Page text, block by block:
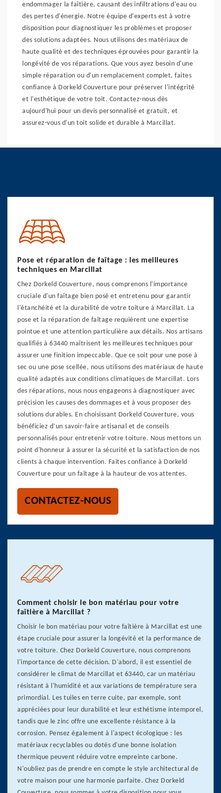
endommager la faîtière, causant des infiltrations d'eau ou
des pertes d'énergie. Notre équipe d'experts est à votre
disposition pour diagnostiquer les problèmes et proposer
des solutions adaptées. Nous utilisons des matériaux de
haute qualité et des techniques éprouvées pour garantir la
longévité de vos réparations. Que vous ayez besoin d'une
simple réparation ou d'un remplacement complet, faites
confiance à Dorkeld Couverture pour préserver l'intégrité
et l'esthétique de votre toit. Contactez-nous dès
aujourd'hui pour un devis personnalisé et gratuit, et
assurez-vous d'un toit solide et durable à Marcillat.
Pose et réparation de faîtage : les meilleures
techniques en Marcillat
Chez Dorkeld Couverture, nous comprenons l'importance
cruciale d'un faîtage bien posé et entretenu pour garantir
l'étanchéité et la durabilité de votre toiture à Marcillat. La
pose et la réparation de faîtage requièrent une expertise
pointue et une attention particulière aux détails. Nos artisans
qualifiés à 63440 maîtrisent les meilleures techniques pour
assurer une finition impeccable. Que ce soit pour une pose à
sec ou une pose scellée, nous utilisons des matériaux de haute
qualité adaptés aux conditions climatiques de Marcillat. Lors
des réparations, nous nous engageons à diagnostiquer avec
précision les causes des dommages et à vous proposer des
solutions durables. En choisissant Dorkeld Couverture, vous
bénéficiez d’un savoir-faire artisanal et de conseils
personnalisés pour entretenir votre toiture. Nous mettons un
point d'honneur à assurer la sécurité et la satisfaction de nos
clients à chaque intervention. Faites confiance à Dorkeld
Couverture pour un faîtage à la hauteur de vos attentes.
CONTACTEZ-NOUS
Comment choisir le bon matériau pour votre
faîtière à Marcillat ?
Choisir le bon matériau pour votre faîtière à Marcillat est une
étape cruciale pour assurer la longévité et la performance de
votre toiture. Chez Dorkeld Couverture, nous comprenons
l'importance de cette décision. D'abord, il est essentiel de
considérer le climat de Marcillat et 63440, car un matériau
résistant à l'humidité et aux variations de température sera
primordial. Les tuiles en terre cuite, par exemple, sont
appréciées pour leur durabilité et leur esthétisme intemporel,
tandis que le zinc offre une excellente résistance à la
corrosion. Pensez également à l'aspect écologique : les
matériaux recyclables ou dotés d'une bonne isolation
thermique peuvent réduire votre empreinte carbone.
N'oubliez pas de prendre en compte le style architectural de
votre maison pour une harmonie parfaite. Chez Dorkeld